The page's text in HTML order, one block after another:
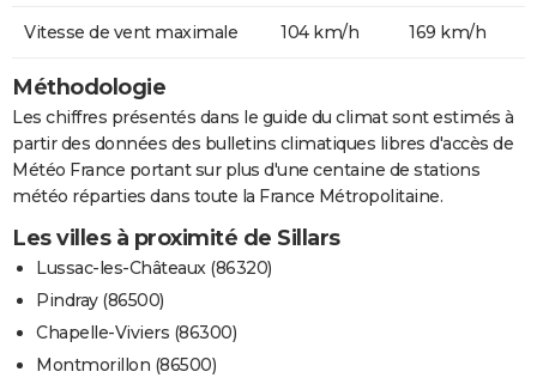
Vitesse de vent maximale 104 km/h 169 km/h
Méthodologie
Les chiffres présentés dans le guide du climat sont estimés à
partir des données des bulletins climatiques libres d'accès de
Météo France portant sur plus d'une centaine de stations
météo réparties dans toute la France Métropolitaine.
Les villes à proximité de Sillars
Lussac-les-Châteaux (86320)
Pindray (86500)
Chapelle-Viviers (86300)
Montmorillon (86500)